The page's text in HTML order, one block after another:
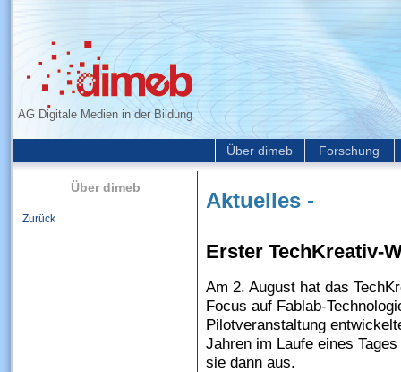
AG Digitale Medien in der Bildung
Über dimeb Forschung
Über dimeb
Zurück
Aktuelles -
Erster TechKreativ-
Am 2. August hat das
Focus auf Fablab-
Pilotveranstaltung
Jahren im Laufe eines
sie dann aus.